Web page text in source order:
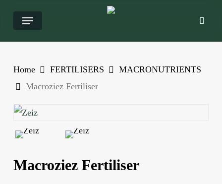
contenuto
Menu
Home FERTILISERS
MACRONUTRIENTS
Macroziez Fertiliser
Macroziez Fertiliser